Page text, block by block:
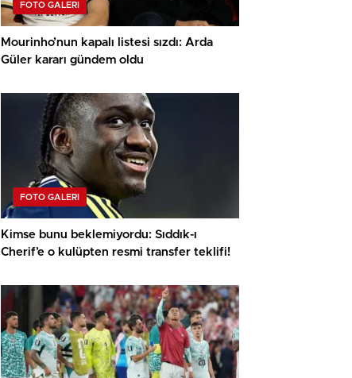
FOTO GALERI
Mourinho’nun kapalı listesi sızdı: Arda
Güler kararı gündem oldu
FOTO GALERI
Kimse bunu beklemiyordu: Sıddık-ı
Cherif’e o kulüpten resmi transfer teklifi!